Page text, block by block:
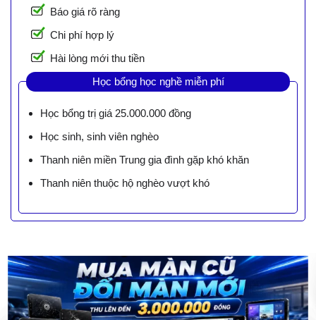
Báo giá rõ ràng
Chi phí hợp lý
Hài lòng mới thu tiền
Học bổng học nghề miễn phí
Học bổng trị giá 25.000.000 đồng
Học sinh, sinh viên nghèo
Thanh niên miền Trung gia đình gặp khó khăn
Thanh niên thuộc hộ nghèo vượt khó